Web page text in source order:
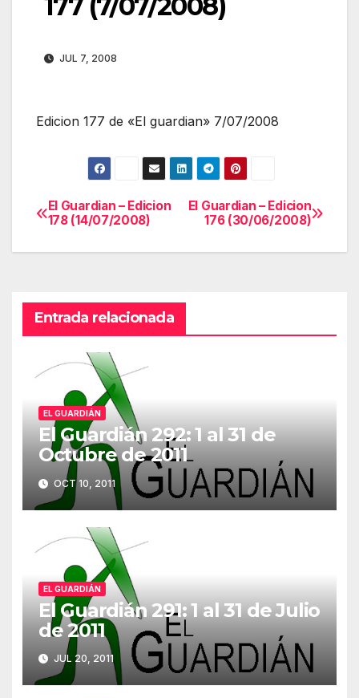
177 (7/07/2008)
JUL 7, 2008
Edicion 177 de «El guardian» 7/07/2008
Navegación
de
El Guardian – Edicion
176 (30/06/2008)
El Guardian – Edicion
178 (14/07/2008)
Entrada relacionada
EL GUARDIÁN
El Guardián 292: 1 al 31 de
Octubre de 2011
OCT 10, 2011
EL GUARDIÁN
El Guardián 291: 1 al 31 de Julio
de 2011
JUL 20, 2011